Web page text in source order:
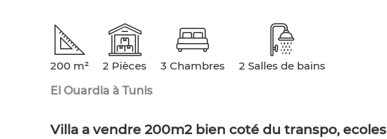
200 m² 2 Pièces 3 Chambres
2 Salles de bains
El Ouardia à Tunis
Villa a vendre 200m2 bien coté du transpo, ecoles